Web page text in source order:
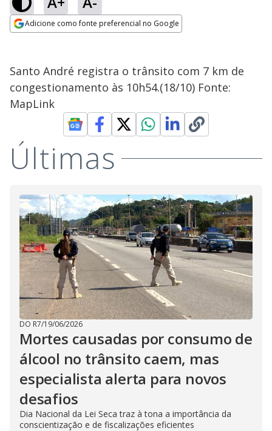
Adicione como fonte preferencial no Google
Santo André registra o trânsito com 7 km de
congestionamento às 10h54.(18/10) Fonte:
MapLink
Últimas
DO R7/19/06/2026
Mortes causadas por consumo de
álcool no trânsito caem, mas
especialista alerta para novos
desafios
Dia Nacional da Lei Seca traz à tona a importância da
conscientização e de fiscalizações eficientes